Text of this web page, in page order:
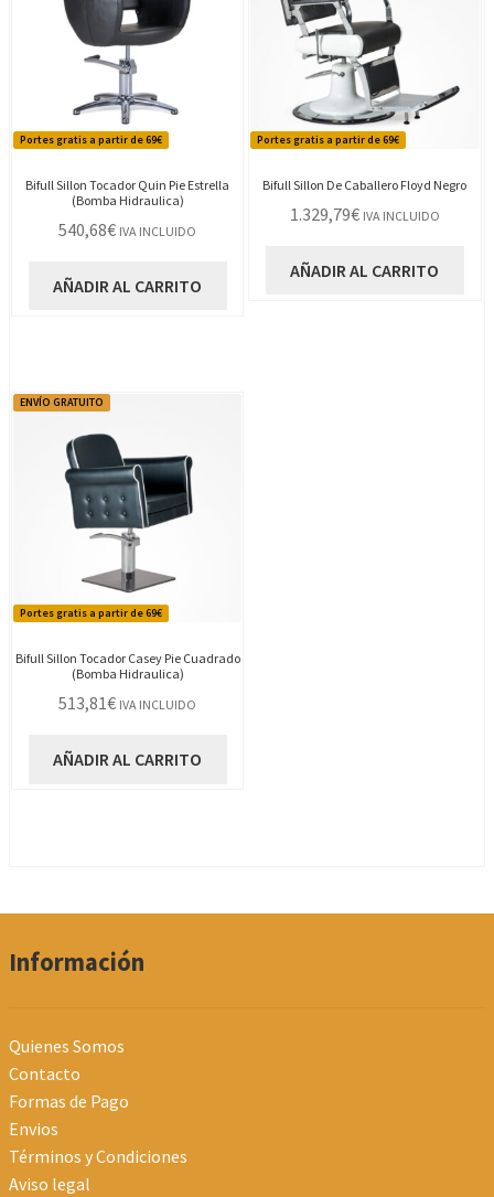
Portes gratis a partir de 69€
Bifull Sillon Tocador Quin Pie Estrella
(Bomba Hidraulica)
540,68€ IVA INCLUIDO
AÑADIR AL CARRITO
Portes gratis a partir de 69€
Bifull Sillon De Caballero Floyd Negro
1.329,79€ IVA INCLUIDO
AÑADIR AL CARRITO
Portes gratis a partir de 69€
ENVÍO GRATUITO
Bifull Sillon Tocador Casey Pie Cuadrado
(Bomba Hidraulica)
513,81€ IVA INCLUIDO
AÑADIR AL CARRITO
Información
Quienes Somos
Contacto
Formas de Pago
Envios
Términos y Condiciones
Aviso legal